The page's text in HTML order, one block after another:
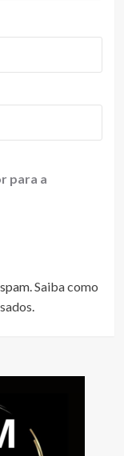
para a
Saiba como
.